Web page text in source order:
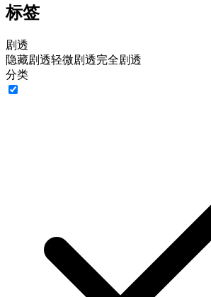
标签
剧透
隐藏剧透轻微剧透完全剧透
分类